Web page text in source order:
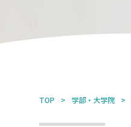
TOP 学部・大学院